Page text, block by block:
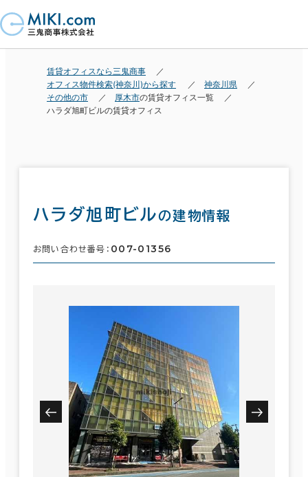
賃貸オフィスなら三鬼商事
オフィス物件検索(神奈川)から探す
神奈川県
その他の市
厚木市の賃貸オフィス一覧
ハラダ旭町ビルの賃貸オフィス
ハラダ旭町ビルの建物情報
お問い合わせ番号： 007-01356